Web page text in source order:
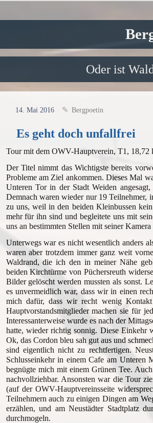
Oder ist
14. Mai 2016 Bergpoetin
Es geht doch unfallfrei
Tour mit dem OWV-Hauptverein, T1, 18,72
Der Titel nimmt das Wichtigste bereits
Probleme am Ziel ankommen. Dieses Mal
Unteren Tor in der Stadt Weiden
Demnach waren wieder nur 19 Teilnehmer,
zu uns, weil in den beiden Kleinbussen
mehr für ihn sind und begleitete uns mit
uns an bestimmten Stellen mit seiner Kamera
Unterwegs war es nicht wesentlich anders
waren aber trotzdem immer ganz weit
Waldrand, die ich den in meiner Nähe
beiden Kirchtürme von Püchersreuth
Bilder gelöscht werden mussten als sonst.
es unvermeidlich war, dass wir in einen
mich dafür, dass wir recht wenig
Hauptvorstandsmitglieder machen sie für
Interessanterweise wurde es nach der
hatte, wieder richtig sonnig. Diese Einkehr
Ok, das Cordon bleu sah gut aus und
sind eigentlich nicht zu rechtfertigen.
Schlusseinkehr in einem Cafe am
begnügte mich mit einem Grünen Tee.
nachvollziehbar. Ansonsten war die Tour
(auf der OWV-Hauptvereinsseite
Teilnehmern auch zu einigen Dingen am
erzählen, und am Neustädter Stadtplatz
durchmogeln.